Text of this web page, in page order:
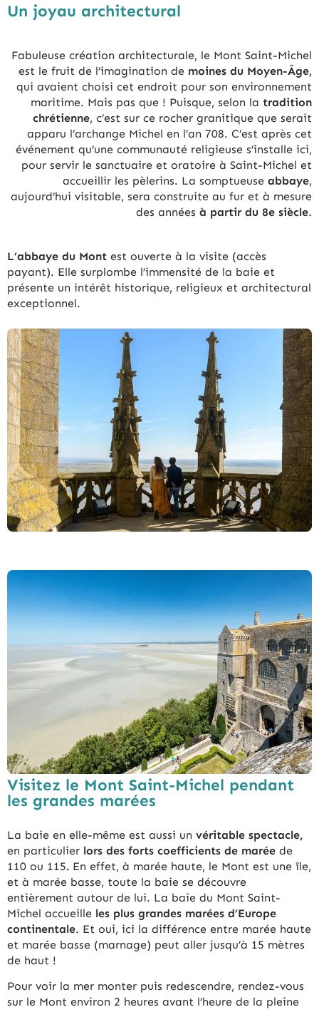
Un joyau architectural
Fabuleuse création architecturale, le Mont Saint-Michel
est le fruit de l’imagination de moines du Moyen-Âge,
qui avaient choisi cet endroit pour son environnement
maritime. Mais pas que ! Puisque, selon la tradition
chrétienne, c’est sur ce rocher granitique que serait
apparu l’archange Michel en l’an 708. C’est après cet
événement qu’une communauté religieuse s’installe ici,
pour servir le sanctuaire et oratoire à Saint-Michel et
accueillir les pèlerins. La somptueuse abbaye,
aujourd’hui visitable, sera construite au fur et à mesure
des années à partir du 8e siècle.
L’abbaye du Mont est ouverte à la visite (accès
payant). Elle surplombe l’immensité de la baie et
présente un intérêt historique, religieux et architectural
exceptionnel.
Visitez le Mont Saint-Michel pendant
les grandes marées
La baie en elle-même est aussi un véritable spectacle,
en particulier lors des forts coefficients de marée de
110 ou 115. En effet, à marée haute, le Mont est une île,
et à marée basse, toute la baie se découvre
entièrement autour de lui. La baie du Mont Saint-
Michel accueille les plus grandes marées d’Europe
continentale. Et oui, ici la différence entre marée haute
et marée basse (marnage) peut aller jusqu’à 15 mètres
de haut !
Pour voir la mer monter puis redescendre, rendez-vous
sur le Mont environ 2 heures avant l’heure de la pleine